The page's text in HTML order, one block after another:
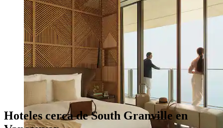
Hoteles cerca de South Granville en